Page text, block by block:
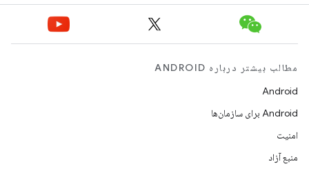
مطالب بیشتر درباره ANDROID
Android
Android برای سازمان‌ها
امنیت
منبع آزاد